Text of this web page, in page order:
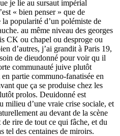
je lie au sursaut impérial
« bien penser » que de
la popularité d’un polémiste de
au même niveau des georges
CK ou chapel ou desproge ou
d’autres, j’ai grandit à Paris 19,
de dieudonné pour voir qu il
communauté juive plutôt
partie communo-fanatisée en
que ça se produise chez les
prolos. Deuidonné est
milieu d’une vraie crise sociale, et
au devant de la scène
rire de tout ce qui fâche, et du
tel des centaines de miroirs.